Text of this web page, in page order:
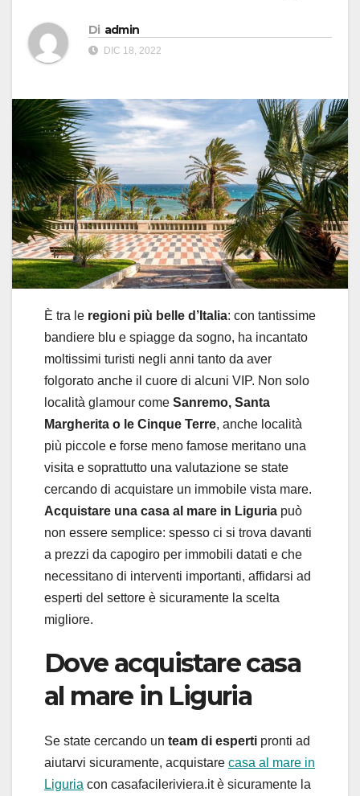
Di admin
DIC 18, 2022
È tra le regioni più belle d’Italia: con tantissime
bandiere blu e spiagge da sogno, ha incantato
moltissimi turisti negli anni tanto da aver
folgorato anche il cuore di alcuni VIP. Non solo
località glamour come Sanremo, Santa
Margherita o le Cinque Terre, anche località
più piccole e forse meno famose meritano una
visita e soprattutto una valutazione se state
cercando di acquistare un immobile vista mare.
Acquistare una casa al mare in Liguria può
non essere semplice: spesso ci si trova davanti
a prezzi da capogiro per immobili datati e che
necessitano di interventi importanti, affidarsi ad
esperti del settore è sicuramente la scelta
migliore.
Dove acquistare casa
al mare in Liguria
Se state cercando un team di esperti pronti ad
aiutarvi sicuramente, acquistare casa al mare in
Liguria con casafacileriviera.it è sicuramente la